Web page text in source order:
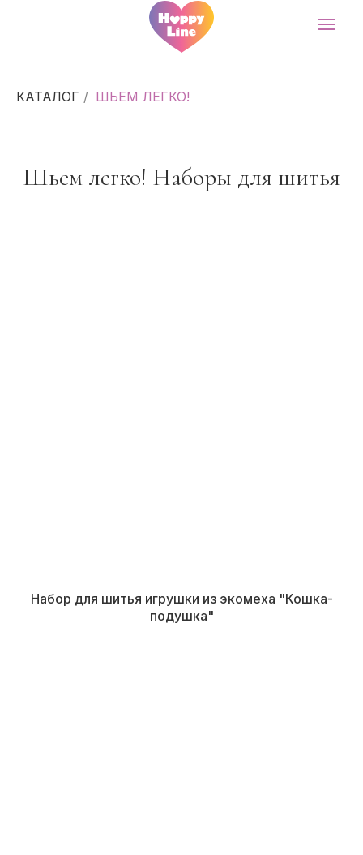
КАТАЛОГ / ШЬЕМ ЛЕГКО!
Шьем легко! Наборы для шитья
Набор для шитья игрушки из экомеха "Кошка-
подушка"